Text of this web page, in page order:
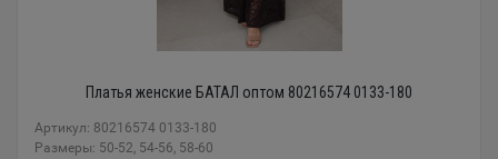
Платья женские БАТАЛ оптом 80216574 0133-180
Артикул: 80216574 0133-180
Размеры: 50-52, 54-56, 58-60